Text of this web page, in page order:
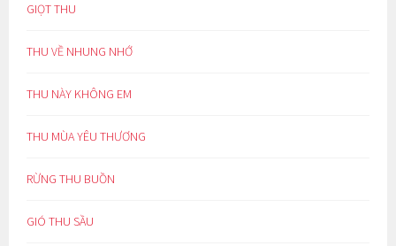
GIỌT THU
THU VỀ NHUNG NHỚ
THU NÀY KHÔNG EM
THU MÙA YÊU THƯƠNG
RỪNG THU BUỒN
GIÓ THU SẦU